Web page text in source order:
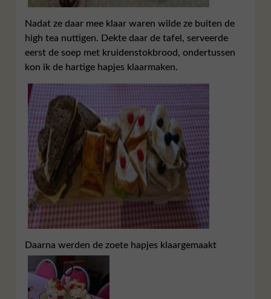
Nadat ze daar mee klaar waren wilde ze buiten de
high tea nuttigen. Dekte daar de tafel, serveerde
eerst de soep met kruidenstokbrood, ondertussen
kon ik de hartige hapjes klaarmaken.
Daarna werden de zoete hapjes klaargemaakt